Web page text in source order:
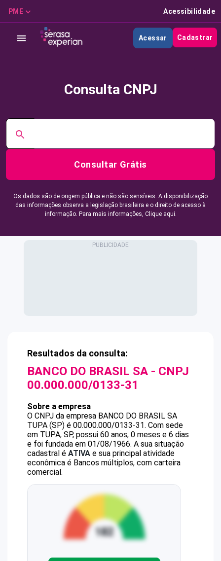
PME Acessibilidade
Acessar Cadastrar
Consulta CNPJ
Consultar Grátis
Os dados são de origem pública e não são sensíveis. A disponibilização
das informações observa a legislação brasileira e o direito de acesso à
informação. Para mais informações, Clique aqui.
Resultados da consulta:
BANCO DO BRASIL SA - CNPJ
00.000.000/0133-31
Sobre a empresa
O CNPJ da empresa BANCO DO BRASIL SA
TUPA (SP) é 00.000.000/0133-31. Com sede
em TUPA, SP, possui 60 anos, 0 meses e 6 dias
e foi fundada em 01/08/1966. A sua situação
cadastral é ATIVA e sua principal atividade
econômica é Bancos múltiplos, com carteira
comercial.